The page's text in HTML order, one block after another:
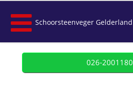
Schoorsteenveger Gelderland
026-2001180